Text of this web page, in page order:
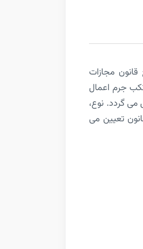
مجازات
جرم اعمال
می گردد. نوع،
تعیین می